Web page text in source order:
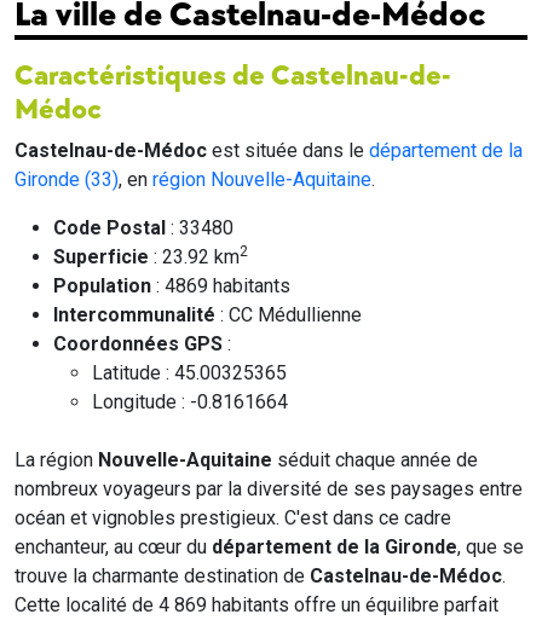
La ville de Castelnau-de-Médoc
Caractéristiques de Castelnau-de-
Médoc
Castelnau-de-Médoc est située dans le département de la
Gironde (33), en région Nouvelle-Aquitaine.
Code Postal : 33480
Superficie : 23.92 km2
Population : 4869 habitants
Intercommunalité : CC Médullienne
Coordonnées GPS :
Latitude : 45.00325365
Longitude : -0.8161664
La région Nouvelle-Aquitaine séduit chaque année de
nombreux voyageurs par la diversité de ses paysages entre
océan et vignobles prestigieux. C'est dans ce cadre
enchanteur, au cœur du département de la Gironde, que se
trouve la charmante destination de Castelnau-de-Médoc.
Cette localité de 4 869 habitants offre un équilibre parfait